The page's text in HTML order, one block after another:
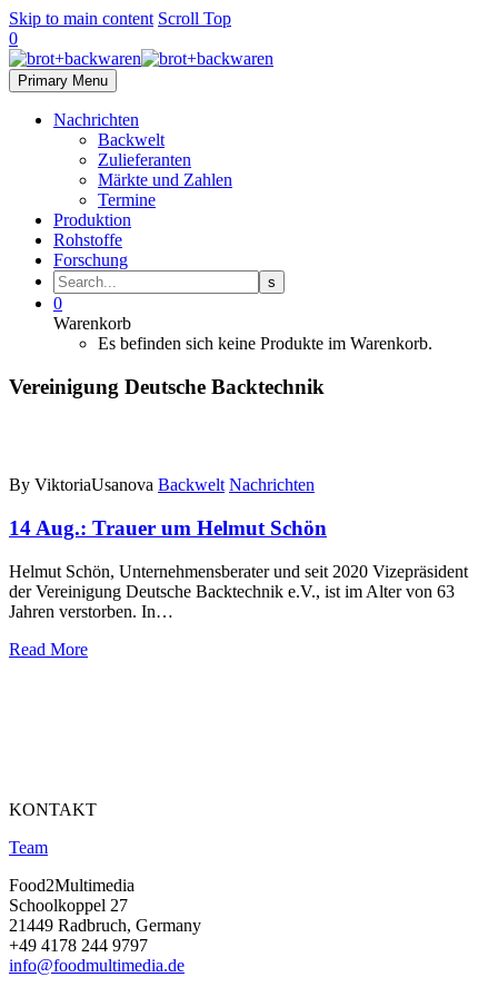
Skip to main content Scroll Top
0
Primary Menu
Nachrichten
Backwelt
Zulieferanten
Märkte und Zahlen
Termine
Produktion
Rohstoffe
Forschung
0
Warenkorb
Es befinden sich keine Produkte im Warenkorb.
Vereinigung Deutsche Backtechnik
By ViktoriaUsanova Backwelt Nachrichten
14 Aug.: Trauer um Helmut Schön
Helmut Schön, Unternehmensberater und seit 2020 Vizepräsident
der Vereinigung Deutsche Backtechnik e.V., ist im Alter von 63
Jahren verstorben. In…
Read More
KONTAKT
Team
Food2Multimedia
Schoolkoppel 27
21449 Radbruch, Germany
+49 4178 244 9797
info@foodmultimedia.de